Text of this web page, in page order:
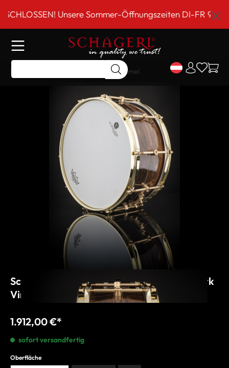
springen
Unsere Sommer-Öffnungszeiten DI-FR 9 bis 18
Home Trommel
Schagerl Antares Snare Drum 14"x6,5" Dark
Vintage gold
1.912,00 €*
sofort versandfertig
Oberfläche